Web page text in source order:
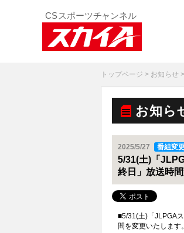
トップページ > お知らせ
お知ら
2025/5/27 番組変
5/31(土)「
終日」放送時
■5/31(土)「JLPGA
間を変更いたします